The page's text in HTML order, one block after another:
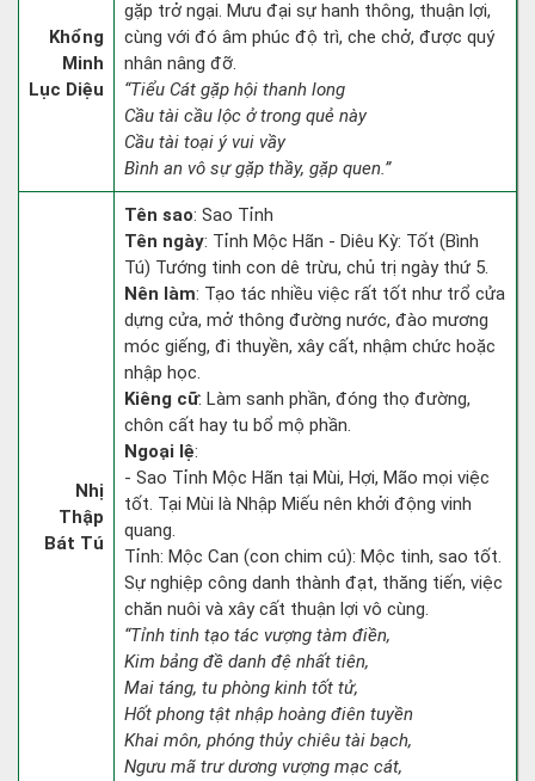
Khổng
Minh
Lục Diệu
gặp trở ngại. Mưu đại sự hanh thông, thuận lợi,
cùng với đó âm phúc độ trì, che chở, được quý
nhân nâng đỡ.
“Tiểu Cát gặp hội thanh long
Cầu tài cầu lộc ở trong quẻ này
Cầu tài toại ý vui vầy
Bình an vô sự gặp thầy, gặp quen.”
Nhị
Thập
Bát Tú
Tên sao: Sao Tỉnh
Tên ngày: Tỉnh Mộc Hãn - Diêu Kỳ: Tốt (Bình
Tú) Tướng tinh con dê trừu, chủ trị ngày thứ 5.
Nên làm: Tạo tác nhiều việc rất tốt như trổ cửa
dựng cửa, mở thông đường nước, đào mương
móc giếng, đi thuyền, xây cất, nhậm chức hoặc
nhập học.
Kiêng cữ: Làm sanh phần, đóng thọ đường,
chôn cất hay tu bổ mộ phần.
Ngoại lệ:
- Sao Tỉnh Mộc Hãn tại Mùi, Hợi, Mão mọi việc
tốt. Tại Mùi là Nhập Miếu nên khởi động vinh
quang.
Tỉnh: Mộc Can (con chim cú): Mộc tinh, sao tốt.
Sự nghiệp công danh thành đạt, thăng tiến, việc
chăn nuôi và xây cất thuận lợi vô cùng.
“Tỉnh tinh tạo tác vượng tàm điền,
Kim bảng đề danh đệ nhất tiên,
Mai táng, tu phòng kinh tốt tử,
Hốt phong tật nhập hoàng điên tuyền
Khai môn, phóng thủy chiêu tài bạch,
Ngưu mã trư dương vượng mạc cát,